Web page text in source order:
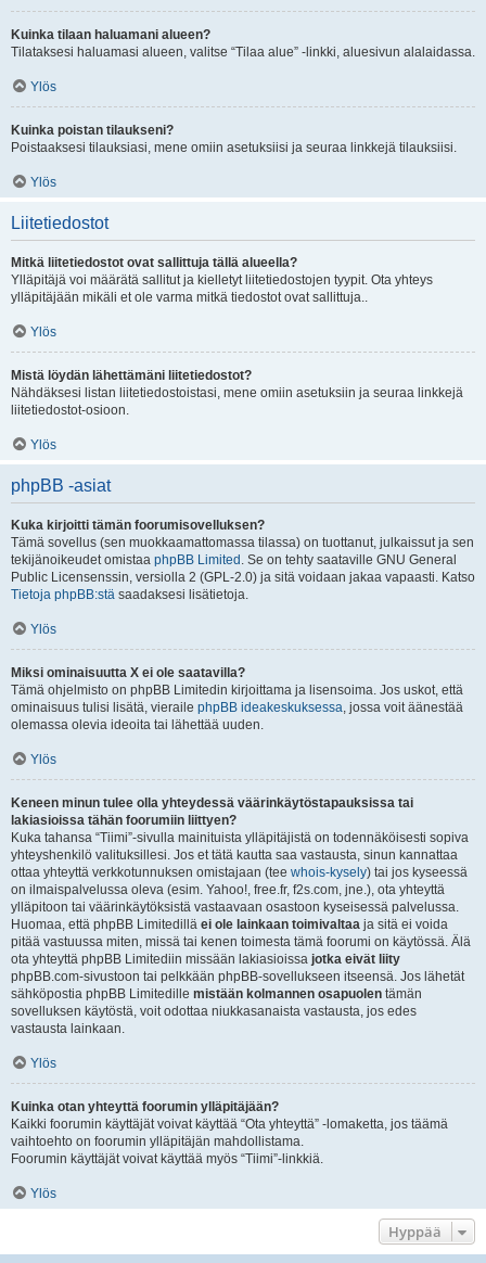
Kuinka tilaan haluamani alueen?
Tilataksesi haluamasi alueen, valitse “Tilaa alue” -linkki, aluesivun alalaidassa.
Ylös
Kuinka poistan tilaukseni?
Poistaaksesi tilauksiasi, mene omiin asetuksiisi ja seuraa linkkejä tilauksiisi.
Ylös
Liitetiedostot
Mitkä liitetiedostot ovat sallittuja tällä alueella?
Ylläpitäjä voi määrätä sallitut ja kielletyt liitetiedostojen tyypit. Ota yhteys
ylläpitäjään mikäli et ole varma mitkä tiedostot ovat sallittuja..
Ylös
Mistä löydän lähettämäni liitetiedostot?
Nähdäksesi listan liitetiedostoistasi, mene omiin asetuksiin ja seuraa linkkejä
liitetiedostot-osioon.
Ylös
phpBB -asiat
Kuka kirjoitti tämän foorumisovelluksen?
Tämä sovellus (sen muokkaamattomassa tilassa) on tuottanut, julkaissut ja sen
tekijänoikeudet omistaa phpBB Limited . Se on tehty saataville GNU General
Public Licensenssin, versiolla 2 (GPL-2.0) ja sitä voidaan jakaa vapaasti. Katso
Tietoja phpBB:stä saadaksesi lisätietoja.
Ylös
Miksi ominaisuutta X ei ole saatavilla?
Tämä ohjelmisto on phpBB Limitedin kirjoittama ja lisensoima. Jos uskot, että
ominaisuus tulisi lisätä, vieraile phpBB ideakeskuksessa, jossa voit äänestää
olemassa olevia ideoita tai lähettää uuden.
Ylös
Keneen minun tulee olla yhteydessä väärinkäytöstapauksissa tai
lakiasioissa tähän foorumiin liittyen?
Kuka tahansa “Tiimi”-sivulla mainituista ylläpitäjistä on todennäköisesti sopiva
yhteyshenkilö valituksillesi. Jos et tätä kautta saa vastausta, sinun kannattaa
ottaa yhteyttä verkkotunnuksen omistajaan (tee whois-kysely) tai jos kyseessä
on ilmaispalvelussa oleva (esim. Yahoo!, free.fr, f2s.com, jne.), ota yhteyttä
ylläpitoon tai väärinkäytöksistä vastaavaan osastoon kyseisessä palvelussa.
Huomaa, että phpBB Limitedillä ei ole lainkaan toimivaltaa ja sitä ei voida
pitää vastuussa miten, missä tai kenen toimesta tämä foorumi on käytössä. Älä
ota yhteyttä phpBB Limitediin missään lakiasioissa jotka eivät liity
phpBB.com-sivustoon tai pelkkään phpBB-sovellukseen itseensä. Jos lähetät
sähköpostia phpBB Limitedille mistään kolmannen osapuolen tämän
sovelluksen käytöstä, voit odottaa niukkasanaista vastausta, jos edes
vastausta lainkaan.
Ylös
Kuinka otan yhteyttä foorumin ylläpitäjään?
Kaikki foorumin käyttäjät voivat käyttää “Ota yhteyttä” -lomaketta, jos täämä
vaihtoehto on foorumin ylläpitäjän mahdollistama.
Foorumin käyttäjät voivat käyttää myös “Tiimi”-linkkiä.
Ylös
Hyppää